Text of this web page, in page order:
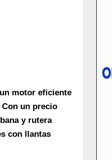
motor eficiente
un precio
y rutera
con llantas